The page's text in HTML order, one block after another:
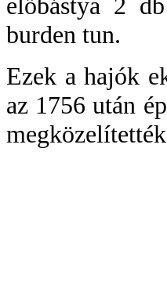
burden tun.
Ezek a hajók
az 1756 után